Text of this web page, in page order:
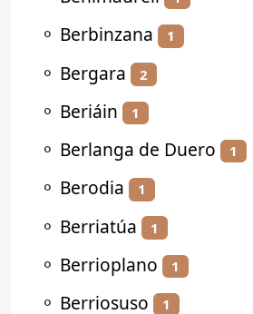
⚬ Berbinzana 1
⚬ Bergara 2
⚬ Beriáin 1
⚬ Berlanga de Duero 1
⚬ Berodia 1
⚬ Berriatúa 1
⚬ Berrioplano 1
⚬ Berriosuso 1